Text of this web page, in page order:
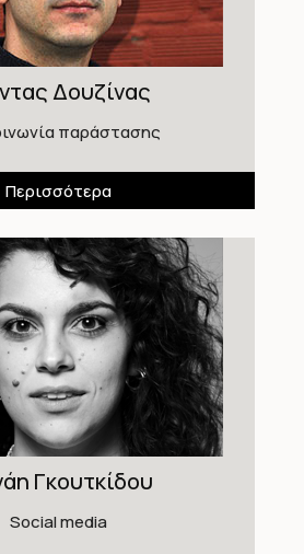
Δουζίνας
παράστασης
Περισσότερα
Γκουτκίδου
Social media